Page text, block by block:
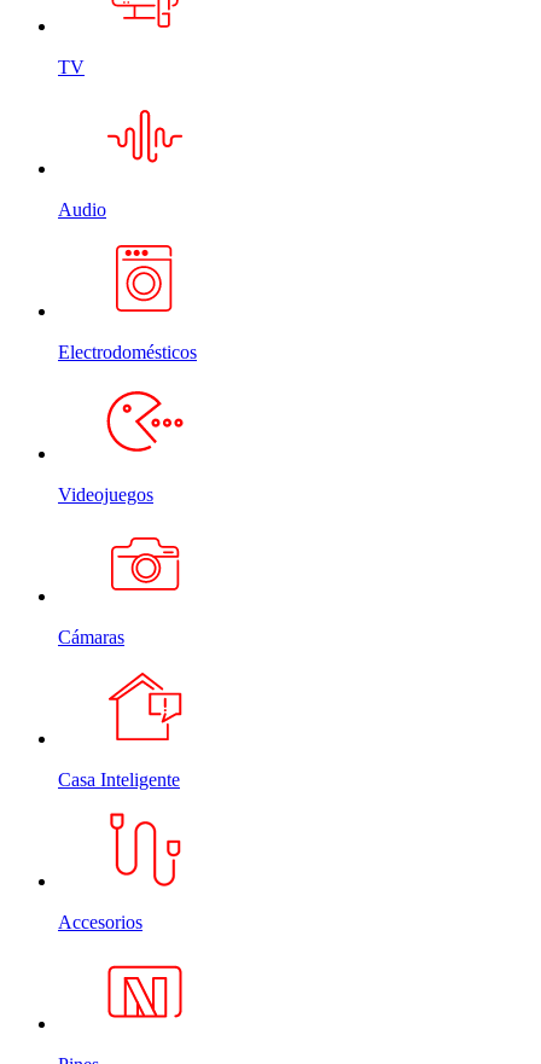
TV
Audio
Electrodomésticos
Videojuegos
Cámaras
Casa Inteligente
Accesorios